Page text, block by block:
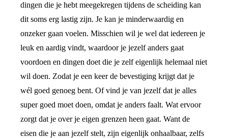
dingen die je hebt meegekregen tijdens de scheiding kan
dit soms erg lastig zijn. Je kan je minderwaardig en
onzeker gaan voelen. Misschien wil je wel dat iedereen je
leuk en aardig vindt, waardoor je jezelf anders gaat
voordoen en dingen doet die je zelf eigenlijk helemaal niet
wil doen. Zodat je een keer de bevestiging krijgt dat je
wél goed genoeg bent. Of vind je van jezelf dat je alles
super goed moet doen, omdat je anders faalt. Wat ervoor
zorgt dat je over je eigen grenzen heen gaat. Want de
eisen die je aan jezelf stelt, zijn eigenlijk onhaalbaar, zelfs